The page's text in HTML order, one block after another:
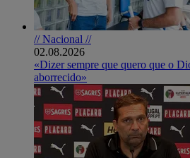
// Nacional //
02.08.2026
«Dizer sempre que quero que o
aborrecido»